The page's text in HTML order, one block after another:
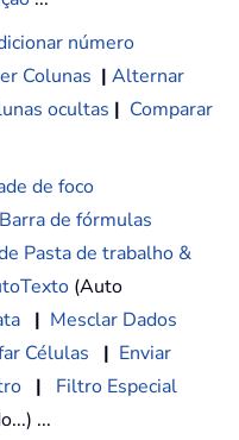
número
Colunas | Alternar
ocultas | Comparar
de foco
Barra de fórmulas
Pasta de trabalho &
(Auto
| Mesclar Dados
Células | Enviar
|
Filtro Especial
...